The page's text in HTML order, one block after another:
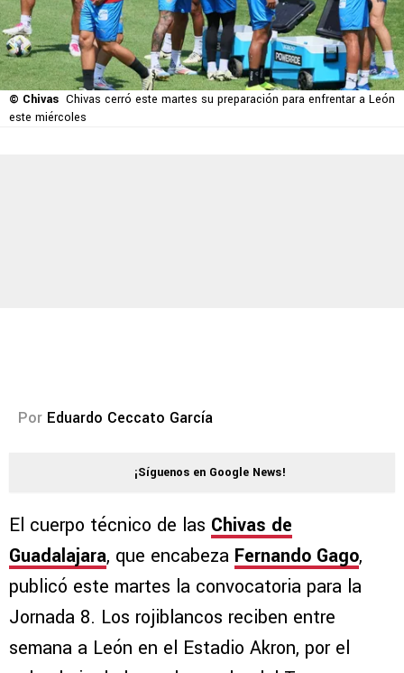
© Chivas Chivas cerró este martes su preparación para enfrentar a León
este miércoles
Por Eduardo Ceccato García
¡Síguenos en Google News!
El cuerpo técnico de las Chivas de
Guadalajara, que encabeza Fernando Gago,
publicó este martes la convocatoria para la
Jornada 8. Los rojiblancos reciben entre
semana a León en el Estadio Akron, por el